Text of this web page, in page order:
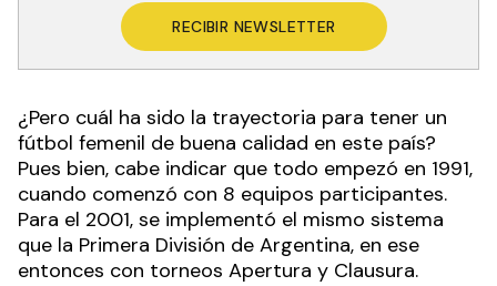
RECIBIR NEWSLETTER
¿Pero cuál ha sido la trayectoria para tener un
fútbol femenil de buena calidad en este país?
Pues bien, cabe indicar que todo empezó en 1991,
cuando comenzó con 8 equipos participantes.
Para el 2001, se implementó el mismo sistema
que la Primera División de Argentina, en ese
entonces con torneos Apertura y Clausura.